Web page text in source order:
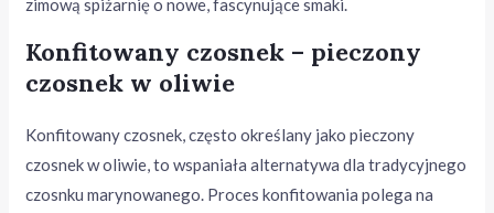
zimową spiżarnię o nowe, fascynujące smaki.
Konfitowany czosnek – pieczony
czosnek w oliwie
Konfitowany czosnek, często określany jako pieczony
czosnek w oliwie, to wspaniała alternatywa dla tradycyjnego
czosnku marynowanego. Proces konfitowania polega na